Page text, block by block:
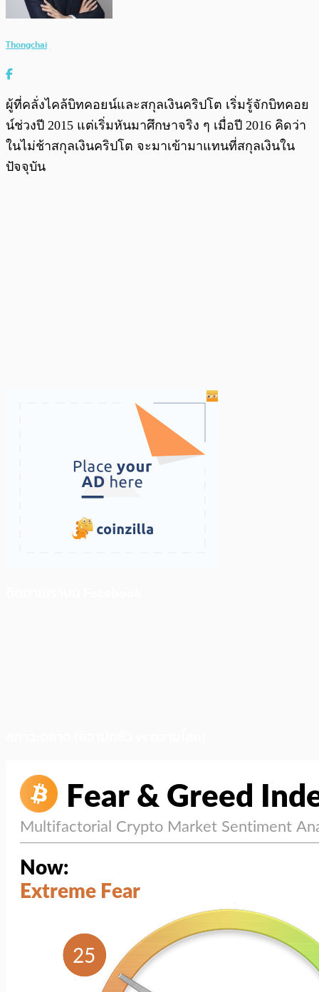
Thongchai
ผู้ที่คลั่งไคล้บิทคอยน์และสกุลเงินคริปโต เริ่มรู้จักบิทคอย
น์ช่วงปี 2015 แต่เริ่มหันมาศึกษาจริง ๆ เมื่อปี 2016 คิดว่า
ในไม่ช้าสกุลเงินคริปโต จะมาเข้ามาแทนที่สกุลเงินใน
ปัจจุบัน